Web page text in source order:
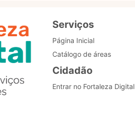
Serviços
Página Inicial
Catálogo de áreas
Cidadão
Entrar no Fortaleza Digital